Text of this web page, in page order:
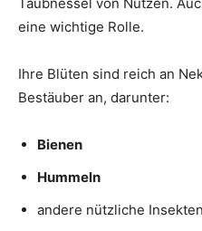
eine wichtige Rolle.
Ihre Blüten sind reich an
Bestäuber an, darunter:
Bienen
Hummeln
andere nützliche Insekten